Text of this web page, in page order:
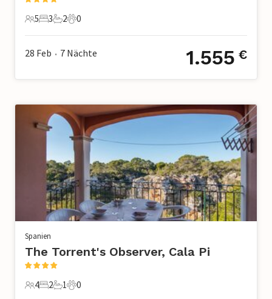
5 Gäste
5
3 Schlafzimmer
3
2 Badezimmer
2
0 Haustiere
0
28 Feb • 7 Nächte 1.555 €
Spanien
The Torrent's Observer, Cala Pi
4 Gäste
4
2 Schlafzimmer
2
1 Badezimmer
1
0 Haustiere
0